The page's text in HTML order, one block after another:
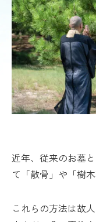
近年、従来のお墓
て「散骨」や「樹
これらの方法は故